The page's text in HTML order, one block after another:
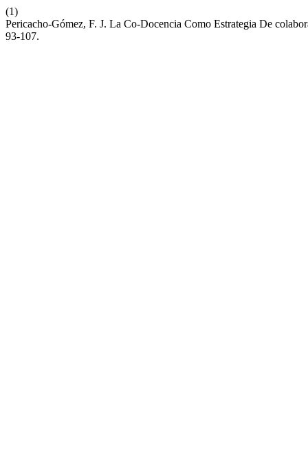
(1)
Pericacho-Gómez, F. J. La Co-Docencia Como Estrategia De
93-107.